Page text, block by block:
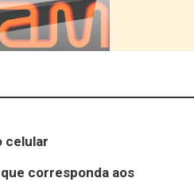
celular
corresponda aos